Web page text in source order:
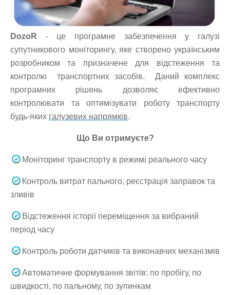
DozoR -
це програмне забезпечення у галузі
супутникового моніторингу, яке створено українським
розробником та призначене для відстеження та
контролю транспортних засобів. Даний комплекс
програмних рішень дозволяє ефективно
контролювати та оптимізувати роботу транспорту
будь-яких галузевих напрямків.
Що Ви отримуєте?
Моніторинг транспорту в режимі реального часу
Контроль витрат пального, реєстрація заправок та
зливів
Відстеження історії переміщення за вибраний
період часу
Контроль роботи датчиків та виконавчих механізмів
Автоматичне формування звітів: по пробігу, по
швидкості, по пальному, по зупинкам